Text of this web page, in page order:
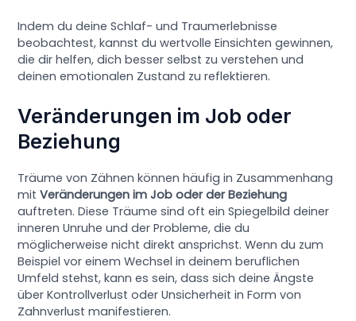
Indem du deine Schlaf- und Traumerlebnisse
beobachtest, kannst du wertvolle Einsichten gewinnen,
die dir helfen, dich besser selbst zu verstehen und
deinen emotionalen Zustand zu reflektieren.
Veränderungen im Job oder
Beziehung
Träume von Zähnen können häufig in Zusammenhang
mitVeränderungen im Job oder der Beziehung
auftreten. Diese Träume sind oft ein Spiegelbild deiner
inneren Unruhe und der Probleme, die du
möglicherweise nicht direkt ansprichst. Wenn du zum
Beispiel vor einem Wechsel in deinem beruflichen
Umfeld stehst, kann es sein, dass sich deine Ängste
über Kontrollverlust oder Unsicherheit in Form von
Zahnverlust manifestieren.